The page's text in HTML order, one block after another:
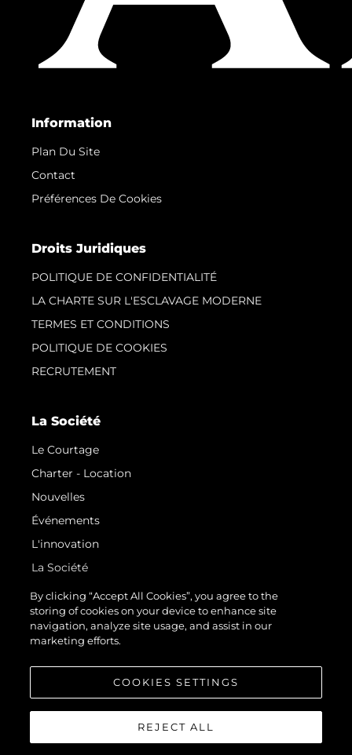
Information
Plan Du Site
Contact
Préférences De Cookies
Droits Juridiques
POLITIQUE DE CONFIDENTIALITÉ
LA CHARTE SUR L'ESCLAVAGE MODERNE
TERMES ET CONDITIONS
POLITIQUE DE COOKIES
RECRUTEMENT
La Société
Le Courtage
Charter - Location
Nouvelles
Événements
L'innovation
La Société
Notre Équipe
Style De Vie
Notre Héritage
By clicking “Accept All Cookies”, you agree to the
storing of cookies on your device to enhance site
navigation, analyze site usage, and assist in our
marketing efforts.
COOKIES SETTINGS
REJECT ALL